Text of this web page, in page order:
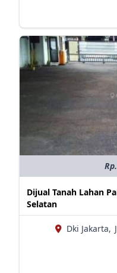
Dijual Tanah Lahan
Selatan
Dki Jakarta,